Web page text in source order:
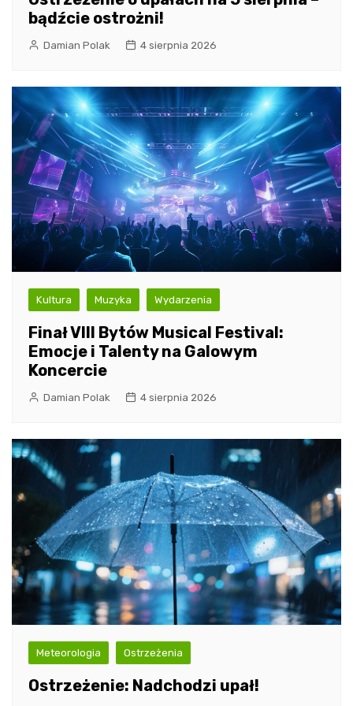
bądźcie ostrożni!
Damian Polak 4 sierpnia 2026
Kultura Muzyka Wydarzenia
Finał VIII Bytów Musical Festival:
Emocje i Talenty na Galowym
Koncercie
Damian Polak 4 sierpnia 2026
Meteorologia Ostrzeżenia
Ostrzeżenie: Nadchodzi upał!